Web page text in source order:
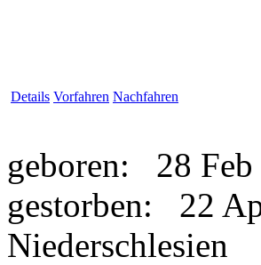
Details Vorfahren Nachfahren
geboren:
28
gestorben:
22
Niederschlesien